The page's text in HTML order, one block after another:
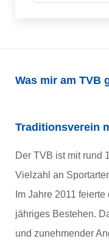
Was mir am TVB
Traditionsverein
Der TVB ist mit rund
Vielzahl an
Im Jahre 2011
jähriges Bestehen.
und zunehmender